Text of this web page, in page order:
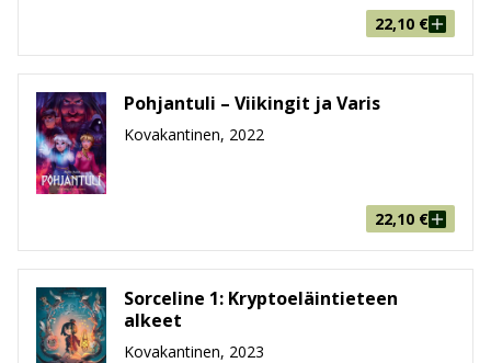
22,10 €
Pohjantuli – Viikingit ja Varis
Kovakantinen, 2022
22,10 €
Sorceline 1: Kryptoeläintieteen
alkeet
Kovakantinen, 2023